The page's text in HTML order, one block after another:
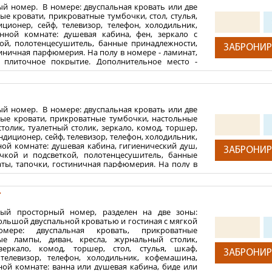
комфортного пребывания гостей:
кровати, прикроватные тумбочки, настольные лампы,
стулья, шкаф, кондиционер, сейф, телевизор, телефон,
ванна, биде или гигиенический душ, фен, зеркало с
халаты, тапочки, гостиничная парфюмерия. На
категории, 3-х разовое питание по «меню-заказ», санаторно-
(согласно выбранного пакета), пользование крытым
анализ мочи (клинический), фито-чай, кислородный
терренкур, интернет Wi-Fi, парковка (при наличии
паспорт, санаторно-курортная карта, либо выписка из
медицинский полис
детей до 14 лет; для детей от 14 лет и старше -
(усыновителей, опекунов) на сопровождающих лиц, не
14-ти лет; нотариально заверенное согласие одного из
являющихся законными представителями ребенка для детей
более 21 дня от даты получения) об отсутствии контакта
в поликлинике), справка о прививках (выдается
врача-дерматолога: об отсутствии кожных заболеваний; Для
номер. В номере: двуспальная кровать или две
кровати, прикроватные тумбочки, стол, стулья,
сейф, телевизор, телефон, холодильник,
комнате: душевая кабина, фен, зеркало с
полотенцесушитель, банные принадлежности,
парфюмерия. На полу в номере - ламинат,
покрытие. Дополнительное место -
м 2
максимум 1 ребенок от 2-х до 13,99 лет
1 ребенка от 0 до 1,99 лет (без предоставления
по запросу).
номер. В номере: двуспальная кровать или две
кровати, прикроватные тумбочки, настольные
туалетный столик, зеркало, комод, торшер,
сейф, телевизор, телефон, холодильник,
комнате: душевая кабина, гигиенический душ,
и подсветкой, полотенцесушитель, банные
тапочки, гостиничная парфюмерия. На полу в
ванной комнате - плиточное покрытие.
м
максимум 1 ребенок от 2-х до 13,99 лет
1 ребенка от 0 до 1,99 лет (без предоставления
просторный номер, разделен на две зоны:
двуспальной кроватью и гостиная с мягкой
двуспальная кровать, прикроватные
лампы, диван, кресла, журнальный столик,
комод, торшер, стол, стулья, шкаф,
телефон, холодильник, кофемашина,
комнате: ванна или душевая кабина, биде или